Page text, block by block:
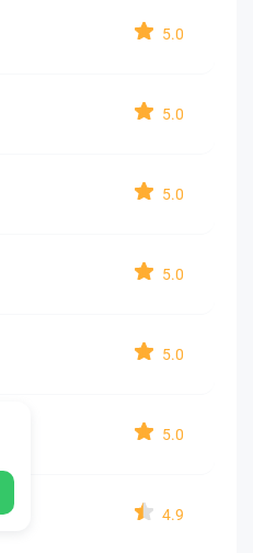
5.0
5.0
5.0
5.0
5.0
5.0
4.9